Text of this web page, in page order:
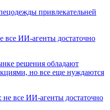
все ИИ-агенты достаточно
решения обладают
но все еще нуждаются